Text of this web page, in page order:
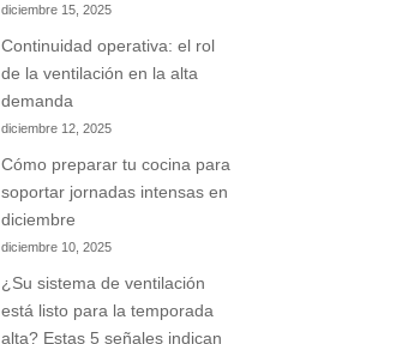
diciembre 15, 2025
Continuidad operativa: el rol
de la ventilación en la alta
demanda
diciembre 12, 2025
Cómo preparar tu cocina para
soportar jornadas intensas en
diciembre
diciembre 10, 2025
¿Su sistema de ventilación
está listo para la temporada
alta? Estas 5 señales indican